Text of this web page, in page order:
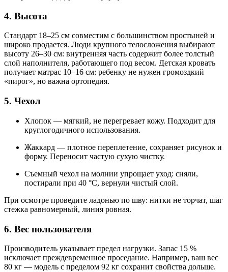
4. Высота
Стандарт 18–25 см совместим с большинством простыней и
широко продается. Люди крупного телосложения выбирают
высоту 26–30 см: внутренняя часть содержит более толстый
слой наполнителя, работающего под весом. Детская кровать
получает матрас 10–16 см: ребенку не нужен громоздкий
«пирог», но важна ортопедия.
5. Чехол
Хлопок — мягкий, не перегревает кожу. Подходит для
круглогодичного использования.
Жаккард — плотное переплетение, сохраняет рисунок и
форму. Переносит частую сухую чистку.
Съемный чехол на молнии упрощает уход: сняли,
постирали при 40 °C, вернули чистый слой.
При осмотре проведите ладонью по шву: нитки не торчат, шаг
стежка равномерный, линия ровная.
6. Вес пользователя
Производитель указывает предел нагрузки. Запас 15 %
исключает преждевременное проседание. Например, ваш вес
80 кг — модель с пределом 92 кг сохранит свойства дольше.